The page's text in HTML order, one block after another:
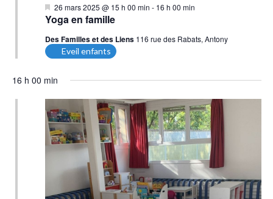
Yoga en famille
Mis
en
avant
26 mars 2025 @ 15 h 00 min - 16 h 00 min
Des Familles et des Liens 116 rue des Rabats, Antony
Eveil enfants
16 h 00 min